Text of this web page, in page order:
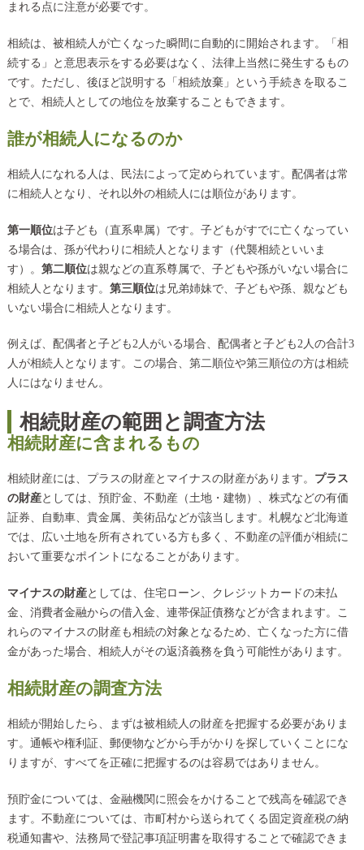
まれる点に注意が必要です。
相続は、被相続人が亡くなった瞬間に自動的に開始されます。「相
続する」と意思表示をする必要はなく、法律上当然に発生するもの
です。ただし、後ほど説明する「相続放棄」という手続きを取るこ
とで、相続人としての地位を放棄することもできます。
誰が相続人になるのか
相続人になれる人は、民法によって定められています。配偶者は常
に相続人となり、それ以外の相続人には順位があります。
第一順位は子ども（直系卑属）です。子どもがすでに亡くなってい
る場合は、孫が代わりに相続人となります（代襲相続といいま
す）。 第二順位は親などの直系尊属で、子どもや孫がいない場合に
相続人となります。 第三順位は兄弟姉妹で、子どもや孫、親なども
いない場合に相続人となります。
例えば、配偶者と子ども2人がいる場合、配偶者と子ども2人の合計3
人が相続人となります。この場合、第二順位や第三順位の方は相続
人にはなりません。
相続財産の範囲と調査方法
相続財産に含まれるもの
相続財産には、プラスの財産とマイナスの財産があります。 プラス
の財産としては、預貯金、不動産（土地・建物）、株式などの有価
証券、自動車、貴金属、美術品などが該当します。札幌など北海道
では、広い土地を所有されている方も多く、不動産の評価が相続に
おいて重要なポイントになることがあります。
マイナスの財産としては、住宅ローン、クレジットカードの未払
金、消費者金融からの借入金、連帯保証債務などが含まれます。こ
れらのマイナスの財産も相続の対象となるため、亡くなった方に借
金があった場合、相続人がその返済義務を負う可能性があります。
相続財産の調査方法
相続が開始したら、まずは被相続人の財産を把握する必要がありま
す。通帳や権利証、郵便物などから手がかりを探していくことにな
りますが、すべてを正確に把握するのは容易ではありません。
預貯金については、金融機関に照会をかけることで残高を確認でき
ます。不動産については、市町村から送られてくる固定資産税の納
税通知書や、法務局で登記事項証明書を取得することで確認できま